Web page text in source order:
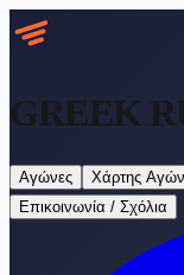
GREEK
Αγώνες Χάρτης
Επικοινωνία / Σχόλια